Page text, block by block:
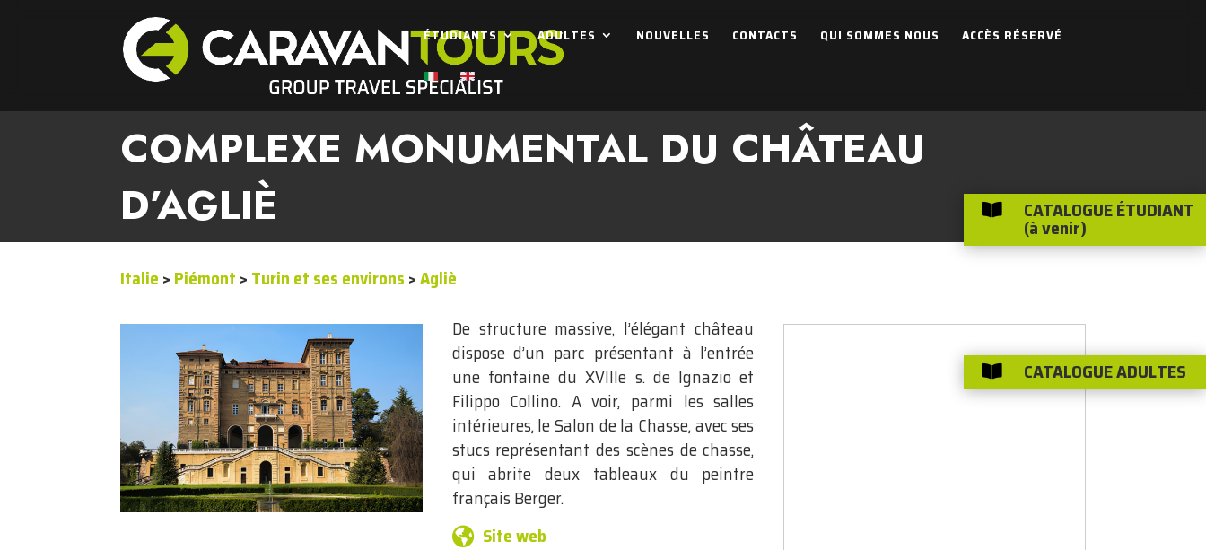
ÉTUDIANTS ADULTES NOUVELLES CONTACTS QUI SOMMES NOUS ACCÈS RÉSERVÉ
COMPLEXE MONUMENTAL DU CHÂTEAU
D’AGLIÈ
Italie > Piémont > Turin et ses environs >Agliè
De structure massive, l’élégant château
dispose d’un parc présentant à l’entrée
une fontaine du XVIIIe s. de Ignazio et
Filippo Collino. A voir, parmi les salles
intérieures, le Salon de la Chasse, avec ses
stucs représentant des scènes de chasse,
qui abrite deux tableaux du peintre
français Berger.
Site web
 CATALOGUE ÉTUDIANT
(à venir)
 CATALOGUE ADULTES